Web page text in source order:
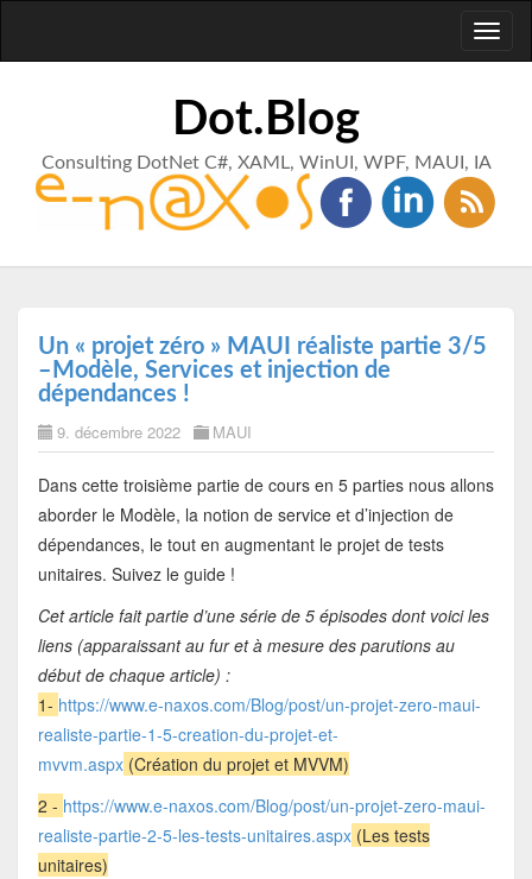
Dot.Blog
Consulting DotNet C#, XAML, WinUI, WPF, MAUI, IA
Un « projet zéro » MAUI réaliste partie 3/5
–Modèle, Services et injection de
dépendances !
9. décembre 2022 MAUI
Dans cette troisième partie de cours en 5 parties nous allons
aborder le Modèle, la notion de service et d’injection de
dépendances, le tout en augmentant le projet de tests
unitaires. Suivez le guide !
Cet article fait partie d’une série de 5 épisodes dont voici les
liens (apparaissant au fur et à mesure des parutions au
début de chaque article) :
1- https://www.e-naxos.com/Blog/post/un-projet-zero-maui-
realiste-partie-1-5-creation-du-projet-et-
mvvm.aspx(Création du projet et MVVM)
2 - https://www.e-naxos.com/Blog/post/un-projet-zero-maui-
realiste-partie-2-5-les-tests-unitaires.aspx(Les tests
unitaires)